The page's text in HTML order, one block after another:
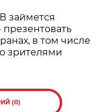
займется
в том числе
зрителями
(0)